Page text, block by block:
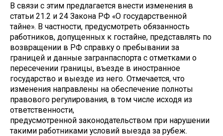
В связи с этим предлагается внести изменения в
статьи 21.2 и 24 Закона РФ «О государственной
тайне». В частности, предусмотреть обязанность
работников, допущенных к гостайне, представлять по
возвращении в РФ справку о пребывании за
границей и данные загранпаспорта с отметками о
пересечении границы, въезде в иностранное
государство и выезде из него. Отмечается, что
изменения направлены на обеспечение полноты
правового регулирования, в том числе исходя из
ответственности,
предусмотренной законодательством при нарушении
такими работниками условий выезда за рубеж.